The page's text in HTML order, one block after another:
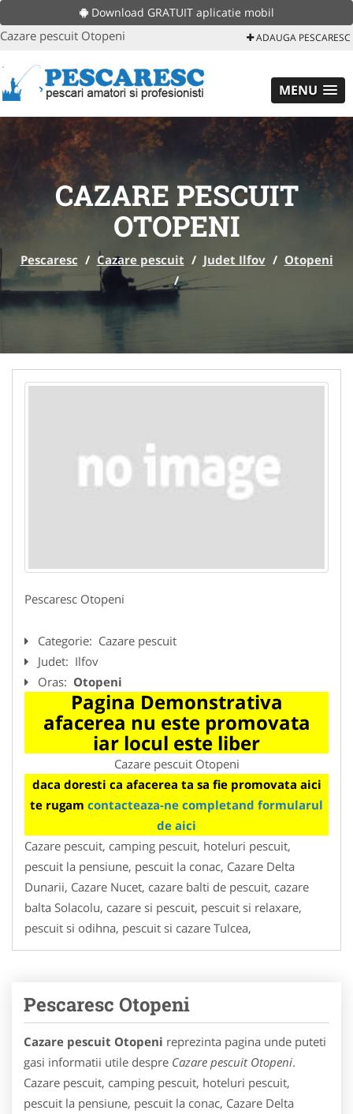
Download GRATUIT aplicatie mobil
Cazare pescuit Otopeni ADAUGA PESCARESC
MENU
CAZARE PESCUIT
OTOPENI
Pescaresc / Cazare pescuit / Judet Ilfov / Otopeni
/
Pescaresc Otopeni
Categorie: Cazare pescuit
Judet: Ilfov
Oras: Otopeni
Pagina Demonstrativa
afacerea nu este promovata
iar locul este liber
Cazare pescuit Otopeni
daca doresti ca afacerea ta sa fie promovata aici
te rugam contacteaza-ne completand formularul
de aici
Cazare pescuit, camping pescuit, hoteluri pescuit,
pescuit la pensiune, pescuit la conac, Cazare Delta
Dunarii, Cazare Nucet, cazare balti de pescuit, cazare
balta Solacolu, cazare si pescuit, pescuit si relaxare,
pescuit si odihna, pescuit si cazare Tulcea,
Pescaresc Otopeni
Cazare pescuit Otopeni reprezinta pagina unde puteti
gasi informatii utile despre Cazare pescuit Otopeni.
Cazare pescuit, camping pescuit, hoteluri pescuit,
pescuit la pensiune, pescuit la conac, Cazare Delta